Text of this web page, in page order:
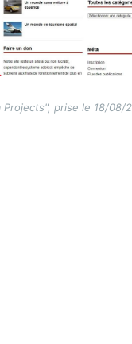
prise le 18/08/